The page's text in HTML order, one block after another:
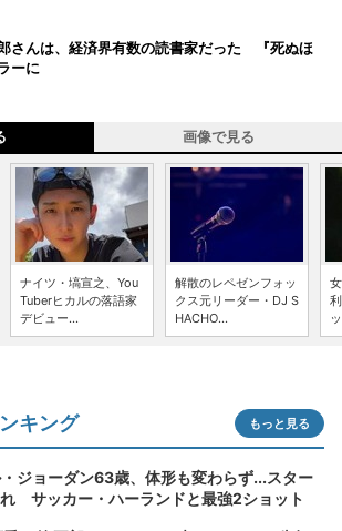
さんは、経済界有数の読書家だった 『死ぬほ
ーに
画像で見る
ナイツ・塙宣之、You
Tuberヒカルの落語家
デビュー...
解散のレペゼンフォッ
クス元リーダー・DJ S
HACHO...
キング もっと見る
ジョーダン63歳、体形も変わらず...スター
サッカー・ハーランドと最強2ショット